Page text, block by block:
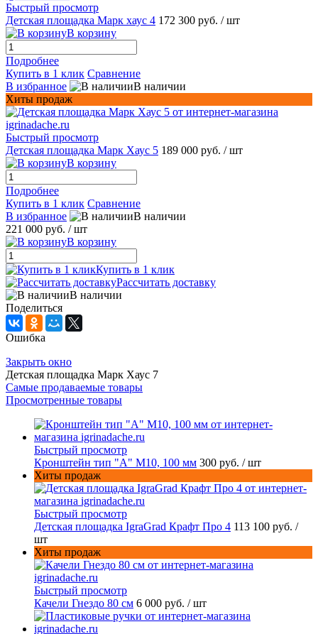
Быстрый просмотр
Детская площадка Марк хаус 4 172 300 руб. / шт
В корзину
Подробнее
Купить в 1 клик Сравнение
В избранное
В наличии
Хиты продаж
Быстрый просмотр
Детская площадка Марк Хаус 5 189 000 руб. / шт
В корзину
Подробнее
Купить в 1 клик Сравнение
В избранное
В наличии
221 000 руб. / шт
В корзину
Купить в 1 клик
Рассчитать доставку
В наличии
Поделиться
Ошибка
Закрыть окно
Детская площадка Марк Хаус 7
Самые продаваемые товары
Просмотренные товары
Быстрый просмотр
Кронштейн тип "A" M10, 100 мм 300 руб. / шт
Хиты продаж
Быстрый просмотр
Детская площадка IgraGrad Крафт Про 4 113 100 руб. /
шт
Хиты продаж
Быстрый просмотр
Качели Гнездо 80 см 6 000 руб. / шт